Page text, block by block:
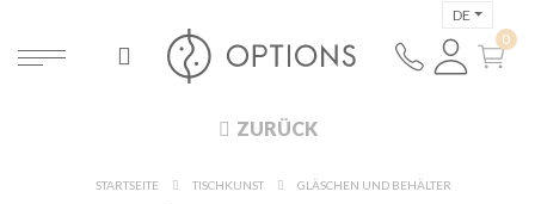
DE
ZURÜCK
STARTSEITE TISCHKUNST
GLÄSCHEN UND BEHÄLTER